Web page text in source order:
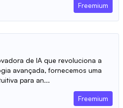
Freemium
de IA que revoluciona a
avançada, fornecemos uma
para an...
Freemium